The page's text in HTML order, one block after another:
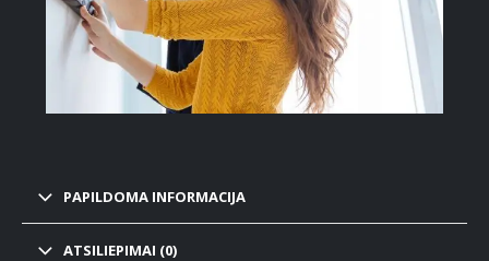
PAPILDOMA INFORMACIJA
ATSILIEPIMAI (0)